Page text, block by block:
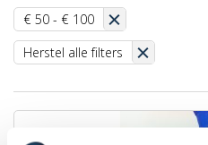
€ 50 - € 100
Herstel alle filters